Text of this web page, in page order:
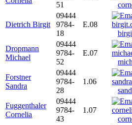
51
Dietrich Birgit
09444
9784-
18
E.08
Dropmann
Michael
09444
9784-
52
E.07
Forstner
Sandra
09444
9784-
28
1.06
Fuggenthaler
Cornelia
09444
9784-
43
1.07